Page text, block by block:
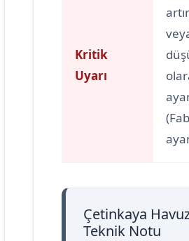
Kritik
Uyarı
Çetinkaya
Teknik Notu